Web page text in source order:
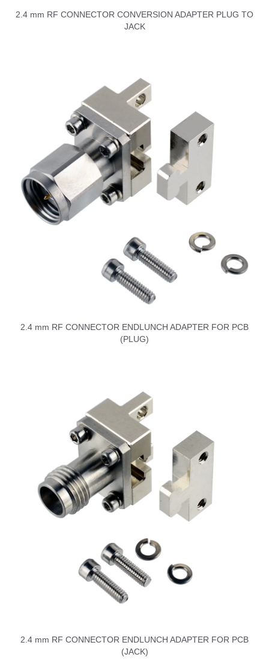
2.4 mm RF CONNECTOR CONVERSION ADAPTER PLUG TO
JACK
2.4 mm RF CONNECTOR ENDLUNCH ADAPTER FOR PCB
(PLUG)
2.4 mm RF CONNECTOR ENDLUNCH ADAPTER FOR PCB
(JACK)